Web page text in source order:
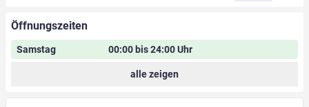
Öffnungszeiten
Samstag 00:00 bis 24:00 Uhr
alle zeigen